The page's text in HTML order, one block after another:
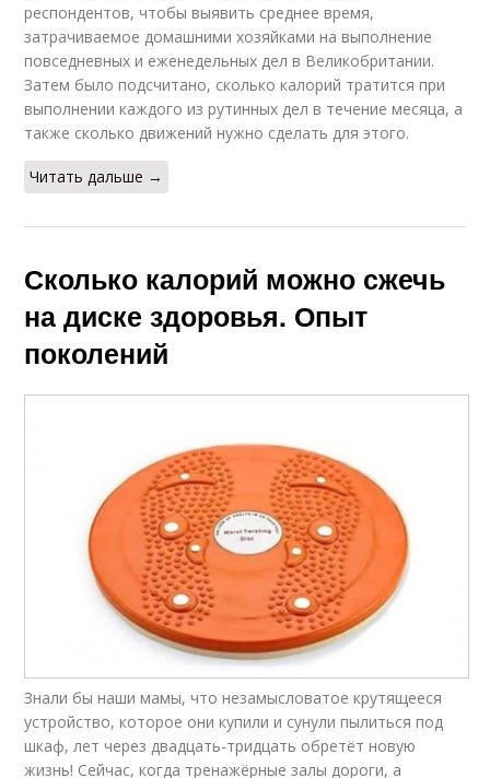
респондентов, чтобы выявить среднее время,
затрачиваемое домашними хозяйками на выполнение
повседневных и еженедельных дел в Великобритании.
Затем было подсчитано, сколько калорий тратится при
выполнении каждого из рутинных дел в течение месяца, а
также сколько движений нужно сделать для этого.
Читать дальше →
Сколько калорий можно сжечь
на диске здоровья. Опыт
поколений
Знали бы наши мамы, что незамысловатое крутящееся
устройство, которое они купили и сунули пылиться под
шкаф, лет через двадцать-тридцать обретёт новую
жизнь! Сейчас, когда тренажёрные залы дороги, а